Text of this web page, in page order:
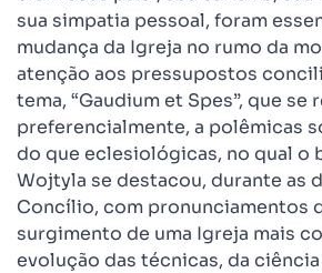
sua simpatia pessoal, foram
mudança da Igreja no rumo da
atenção aos pressupostos
tema, “Gaudium et Spes”, que se
preferencialmente, a polêmicas
do que eclesiológicas, no qual o
Wojtyla se destacou, durante as
Concílio, com pronunciamentos
surgimento de uma Igreja mais
evolução das técnicas, da